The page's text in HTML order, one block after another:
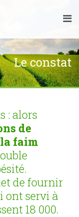
Le constat
: alors
de
faim
de fournir
ont servi à
18 000.